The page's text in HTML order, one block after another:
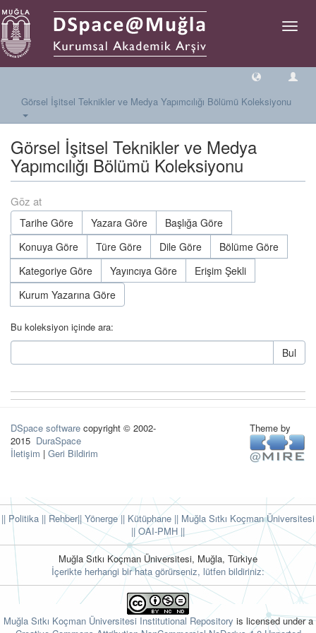
Geçiş
Görsel İşitsel Teknikler ve Medya Yapımcılığı Bölümü Koleksiyonu
Görsel İşitsel Teknikler ve Medya
Yapımcılığı Bölümü Koleksiyonu
Göz at
Tarihe Göre Yazara Göre
Başlığa Göre
Konuya Göre
Türe Göre Dile Göre
Bölüme Göre
Kategoriye Göre
Yayıncıya Göre
Erişim Şekli
Kurum Yazarına Göre
Bu koleksiyon içinde ara:
Bul
DSpace software copyright © 2002-
2015 DuraSpace
İletişim | Geri Bildirim
Theme by
|| Politika || Rehber|| Yönerge|| Kütüphane || Muğla Sıtkı Koçman Üniversitesi
|| OAI-PMH ||
Muğla Sıtkı Koçman Üniversitesi, Muğla, Türkiye
İçerikte herhangi bir hata görürseniz, lütfen bildiriniz:
Muğla Sıtkı Koçman Üniversitesi Institutional Repository is licensed under a